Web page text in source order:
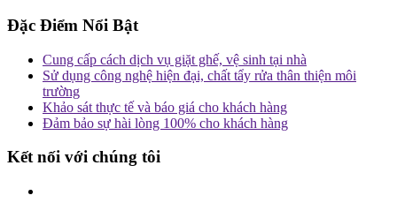
Đặc Điểm Nổi Bật
Cung cấp cách dịch vụ giặt ghế, vệ sinh tại nhà
Sử dụng công nghệ hiện đại, chất tẩy rửa thân thiện môi
trường
Khảo sát thực tế và báo giá cho khách hàng
Đảm bảo sự hài lòng 100% cho khách hàng
Kết nối với chúng tôi